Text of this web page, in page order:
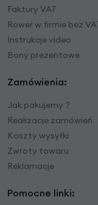
Faktury VAT
Rower w firmie bez
Instrukcje video
Bony prezentowe
Zamówienia:
Jak pakujemy ?
Realizacje zamówień
Koszty wysyłki
Zwroty towaru
Reklamacje
Pomocne linki: